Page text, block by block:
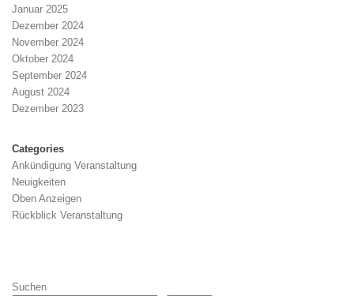
Januar 2025
Dezember 2024
November 2024
Oktober 2024
September 2024
August 2024
Dezember 2023
Categories
Ankündigung Veranstaltung
Neuigkeiten
Oben Anzeigen
Rückblick Veranstaltung
Suchen